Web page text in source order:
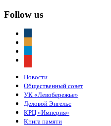
Follow us
Новости
Общественный совет
УК «Левобережье»
Деловой Энгельс
КРЦ «Империя»
Книга памяти